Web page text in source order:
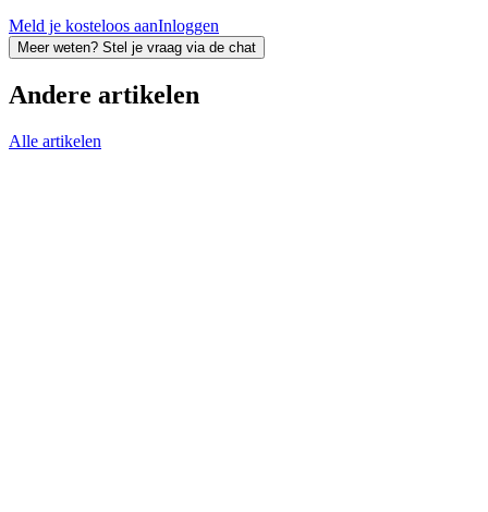
Meld je kosteloos aanInloggen
Meer weten? Stel je vraag via de chat
Andere artikelen
Alle artikelen